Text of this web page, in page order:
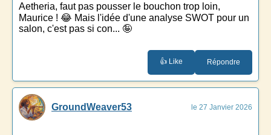
Aetheria, faut pas pousser le bouchon trop loin,
Maurice ! 😂 Mais l'idée d'une analyse SWOT pour un
salon, c'est pas si con... 🤪
👍 Like Répondre
GroundWeaver53 le 27 Janvier 2026